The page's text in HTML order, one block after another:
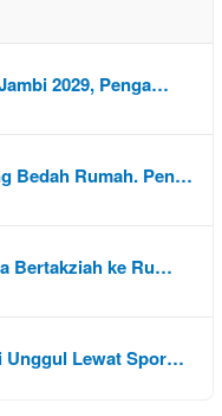
2029, Penga…
Bedah Rumah. Pen…
Bertakziah ke Ru…
Unggul Lewat Spor…